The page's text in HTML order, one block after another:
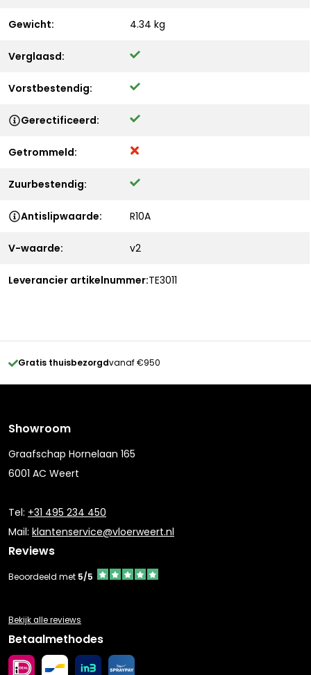
Gewicht: 4.34 kg
Verglaasd:
Vorstbestendig:
Gerectificeerd:
Getrommeld:
Zuurbestendig:
Antislipwaarde: R10A
V-waarde: v2
Leverancier artikelnummer:TE3011
Gratis thuisbezorgdvanaf €950
Showroom
Graafschap Hornelaan 165
6001 AC Weert
Tel: +31 495 234 450
Mail: klantenservice@vloerweert.nl
Reviews
Beoordeeld met 5/5
Bekijk alle reviews
Betaalmethodes